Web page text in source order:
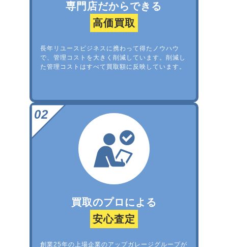
専門店だからできる
高価買取
長年リユースビジネスに携わって得たノウハウ
で、管理コストを大きく削減しています。削減し
た管理コストはすべて買取額に反映しています。
買取のプロによる
安心査定
創業25年の上場企業のアップガレージグループが